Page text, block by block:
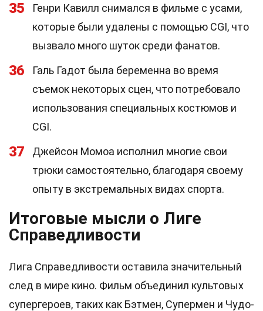
35
Генри Кавилл снимался в фильме с усами,
которые были удалены с помощью CGI, что
вызвало много шуток среди фанатов.
36
Галь Гадот была беременна во время
съемок некоторых сцен, что потребовало
использования специальных костюмов и
CGI.
37
Джейсон Момоа исполнил многие свои
трюки самостоятельно, благодаря своему
опыту в экстремальных видах спорта.
Итоговые мысли о Лиге
Справедливости
Лига Справедливости оставила значительный
след в мире кино. Фильм объединил культовых
супергероев, таких как Бэтмен, Супермен и Чудо-